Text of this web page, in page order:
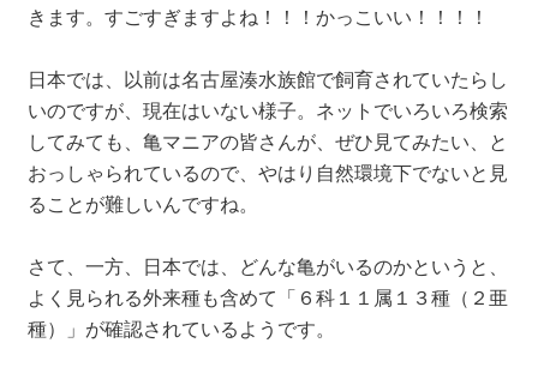
きます。すごすぎますよね！！！かっこいい！！！！
日本では、以前は名古屋湊水族館で飼育されていたらし
いのですが、現在はいない様子。ネットでいろいろ検索
してみても、亀マニアの皆さんが、ぜひ見てみたい、と
おっしゃられているので、やはり自然環境下でないと見
ることが難しいんですね。
さて、一方、日本では、どんな亀がいるのかというと、
よく見られる外来種も含めて「６科１１属１３種（２亜
種）」が確認されているようです。